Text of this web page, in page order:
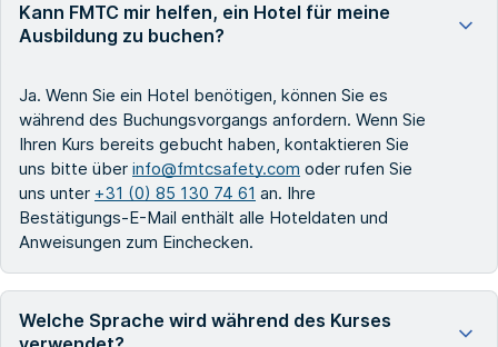
Kann FMTC mir helfen, ein Hotel für meine
Ausbildung zu buchen?
Ja. Wenn Sie ein Hotel benötigen, können Sie es
während des Buchungsvorgangs anfordern. Wenn Sie
Ihren Kurs bereits gebucht haben, kontaktieren Sie
uns bitte über info@fmtcsafety.com oder rufen Sie
uns unter +31 (0) 85 130 74 61 an. Ihre
Bestätigungs-E-Mail enthält alle Hoteldaten und
Anweisungen zum Einchecken.
Welche Sprache wird während des Kurses